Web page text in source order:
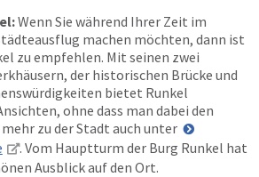
Wenn Sie während Ihrer Zeit im
machen möchten, dann ist
zu empfehlen. Mit seinen zwei
der historischen Brücke und
bietet Runkel
ohne dass man dabei den
zu der Stadt auch unter
. Vom Hauptturm der Burg Runkel hat
Ausblick auf den Ort.